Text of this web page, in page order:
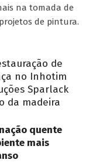
na tomada de
de pintura.
de
no Inhotim
Sparlack
da madeira
quente
mais